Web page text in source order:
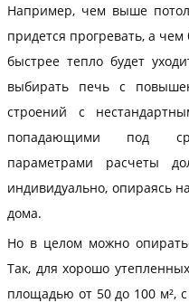
Например, чем выше
придется прогревать, а
быстрее тепло будет
выбирать печь с
строений с
попадающими под
параметрами расчеты
индивидуально, опираясь
дома.
Но в целом можно
Так, для хорошо
площадью от 50 до 100 м²,